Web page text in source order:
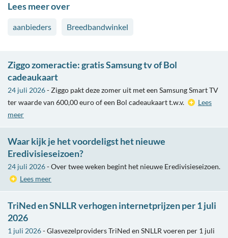
Lees meer over
aanbieders Breedbandwinkel
Ziggo zomeractie: gratis Samsung tv of Bol
cadeaukaart
24 juli 2026- Ziggo pakt deze zomer uit met een Samsung Smart TV
ter waarde van 600,00 euro of een Bol cadeaukaart t.w.v.
Lees
meer
Waar kijk je het voordeligst het nieuwe
Eredivisieseizoen?
24 juli 2026- Over twee weken begint het nieuwe Eredivisieseizoen.
Lees meer
TriNed en SNLLR verhogen internetprijzen per 1 juli
2026
1 juli 2026- Glasvezelproviders TriNed en SNLLR voeren per 1 juli